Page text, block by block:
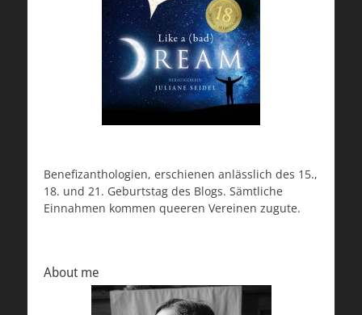
Benefizanthologien, erschienen anlässlich des 15.,
18. und 21. Geburtstag des Blogs. Sämtliche
Einnahmen kommen queeren Vereinen zugute.
About me